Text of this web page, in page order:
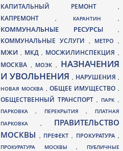
КАПИТАЛЬНЫЙ РЕМОНТ ,
КАПРЕМОНТ , КАРАНТИН ,
КОММУНАЛЬНЫЕ РЕСУРСЫ ,
КОММУНАЛЬНЫЕ УСЛУГИ , МЕТРО ,
МЖИ, МКД , МОСЖИЛИНСПЕКЦИЯ ,
МОСКВА , МОЭК ,
НАЗНАЧЕНИЯ
И УВОЛЬНЕНИЯ , НАРУШЕНИЯ ,
НОВАЯ МОСКВА , ОБЩЕЕ ИМУЩЕСТВО ,
ОБЩЕСТВЕННЫЙ ТРАНСПОРТ, ПАРК ,
ПАРКОВКА, ПЕРЕКРЫТИЯ,
ПЛАТНАЯ
ПАРКОВКА ,
ПРАВИТЕЛЬСТВО
МОСКВЫ , ПРЕФЕКТ, ПРОКУРАТУРА ,
ПРОКУРАТУРА МОСКВЫ ,
ПУБЛИЧНЫЕ